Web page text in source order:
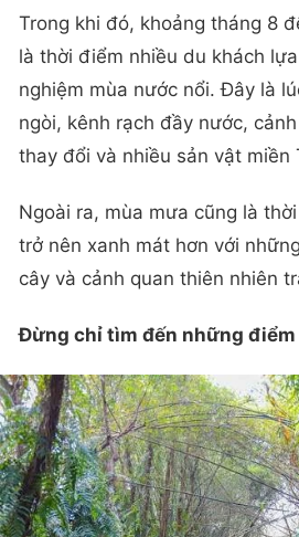
Trong khi đó, khoảng tháng 8
là thời điểm nhiều du khách
nghiệm mùa nước nổi. Đây là
ngòi, kênh rạch đầy nước,
thay đổi và nhiều sản vật miền
Ngoài ra, mùa mưa cũng là
trở nên xanh mát hơn với
cây và cảnh quan thiên nhiên
Đừng chỉ tìm đến những